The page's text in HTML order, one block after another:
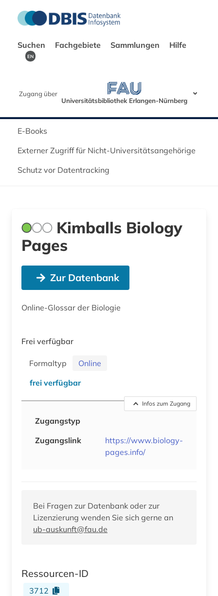
Suchen Fachgebiete Sammlungen Hilfe
EN
Zugang über
Universitätsbibliothek Erlangen-Nürnberg
E-Books
Externer Zugriff für Nicht-Universitätsangehörige
Schutz vor Datentracking
Kimballs Biology
Pages
Zur Datenbank
Online-Glossar der Biologie
Frei verfügbar
Formaltyp
Online
frei verfügbar
Infos zum Zugang
Zugangstyp
Zugangslink
https://www.biology-
pages.info/
Bei Fragen zur Datenbank oder zur
Lizenzierung wenden Sie sich gerne an
ub-auskunft@fau.de
Ressourcen-ID
3712